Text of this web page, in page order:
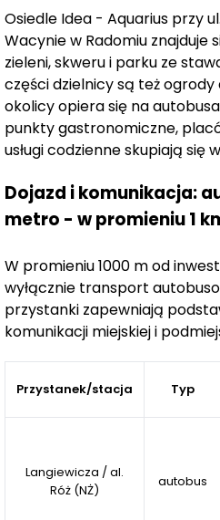
integracji mieszkańców.
Osiedle Idea rozwijane
zrównoważonego
starannie opracowana
łączy skalę całego
charakterem zabudowy.
między innymi efektywne
opadową.
Potwierdzeniem wysokich
osiedla jestcertyfikacja
pierwszy projekt
certyfikat, a kolejne części
już na etapie
Good”, potwierdzającą
wspierających
Osiedle Idea - Aquarius przy
Wacynie w Radomiu znajduje
zieleni, skweru i parku ze
części dzielnicy są też ogrody
okolicy opiera się na
punkty gastronomiczne,
usługi codzienne skupiają się
Dojazd i komunikacja:
metro - w promieniu 1
W promieniu 1000 m od
wyłącznie transport
przystanki zapewniają
komunikacji miejskiej i
Przystanek/stacja Typ
Langiewicza / al.
Róż (NŻ)
autobus